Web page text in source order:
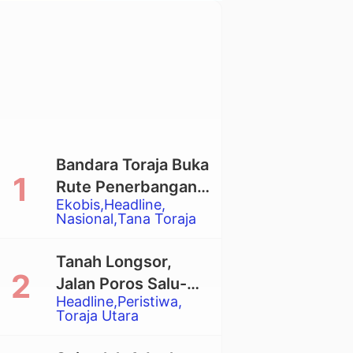
Ekobis Headline
Nasional Tana Toraja
Bandara Toraja Buka
Rute Penerbangan
Langsung Toraja-
Balikpapan
Headline Peristiwa
Toraja Utara
Tanah Longsor,
Jalan Poros Salu-
Dende’ Tertutup
Total